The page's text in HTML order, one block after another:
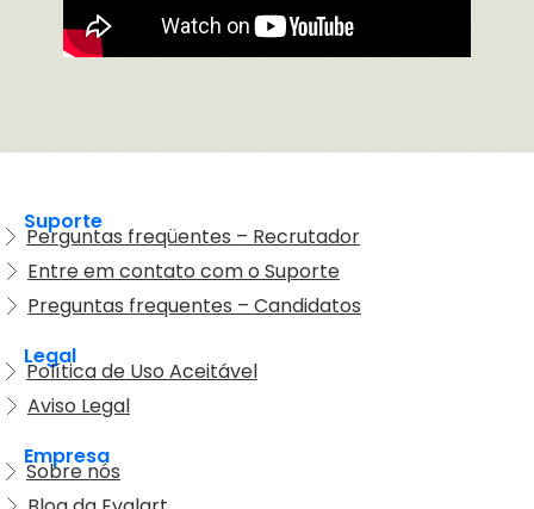
Suporte
Perguntas freqüentes – Recrutador
Entre em contato com o Suporte
Preguntas frequentes – Candidatos
Legal
Política de Uso Aceitável
Aviso Legal
Empresa
Sobre nós